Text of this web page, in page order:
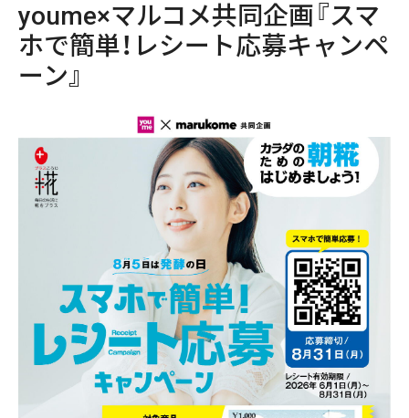
youme×マルコメ共同企画『スマ
ホで簡単！レシート応募キャンペ
ーン』